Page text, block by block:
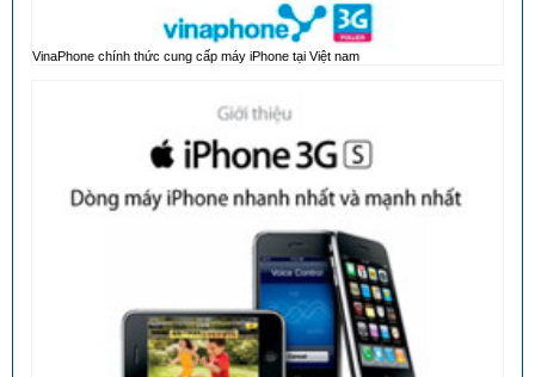
VinaPhone chính thức cung cấp máy iPhone tại Việt nam